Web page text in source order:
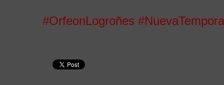
#OrfeonLogroñes